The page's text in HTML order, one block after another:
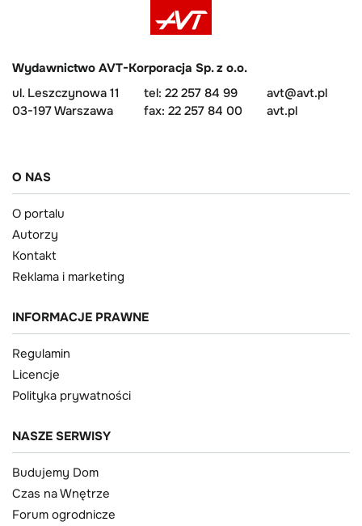
Wydawnictwo AVT-Korporacja Sp. z o.o.
ul. Leszczynowa 11
03-197 Warszawa
tel: 22 257 84 99
fax: 22 257 84 00
avt@avt.pl
avt.pl
O NAS
O portalu
Autorzy
Kontakt
Reklama i marketing
INFORMACJE PRAWNE
Regulamin
Licencje
Polityka prywatności
NASZE SERWISY
Budujemy Dom
Czas na Wnętrze
Forum ogrodnicze